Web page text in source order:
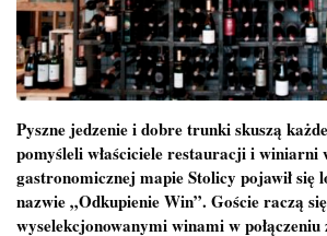
Pyszne jedzenie i dobre trunki skuszą
pomyśleli właściciele restauracji i
gastronomicznej mapie Stolicy pojawił
nazwie „Odkupienie Win”. Goście raczą
wyselekcjonowanymi winami w